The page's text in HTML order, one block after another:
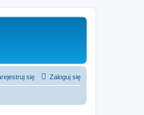
Zaloguj się
się